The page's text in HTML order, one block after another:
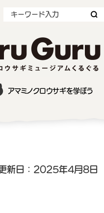
ギミュージアムくるぐる
アマミノクロウサギを学ぼう
新日：2025年4月8日